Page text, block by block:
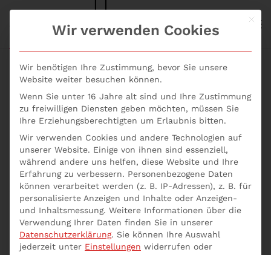
Skip to main content
S+P NEWS
Die Rolle der
emotionalen Intelligenz
im Projektmanagement
Geschrieben vonp537752am 12. Juni 2023. Veröffentlicht
Uncategorized.
Führung
Mit
Wir verwenden Cookies
Wir benötigen Ihre Zustimmung, bevor Sie unsere
Website weiter besuchen können.
Wenn Sie unter 16 Jahre alt sind und Ihre Zustimmung
zu freiwilligen Diensten geben möchten, müssen Sie
Ihre Erziehungsberechtigten um Erlaubnis bitten.
Wir verwenden Cookies und andere Technologien auf
unserer Website. Einige von ihnen sind essenziell,
während andere uns helfen, diese Website und Ihre
Erfahrung zu verbessern. Personenbezogene Daten
können verarbeitet werden (z. B. IP-Adressen), z. B. für
personalisierte Anzeigen und Inhalte oder Anzeigen-
und Inhaltsmessung. Weitere Informationen über die
Verwendung Ihrer Daten finden Sie in unserer
Datenschutzerklärung. Sie können Ihre Auswahl
jederzeit unter Einstellungen widerrufen oder